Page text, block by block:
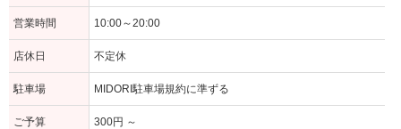
営業時間 10:00～20:00
店休日 不定休
駐車場 MIDORI駐車場規約に準ずる
ご予算 300円 ～